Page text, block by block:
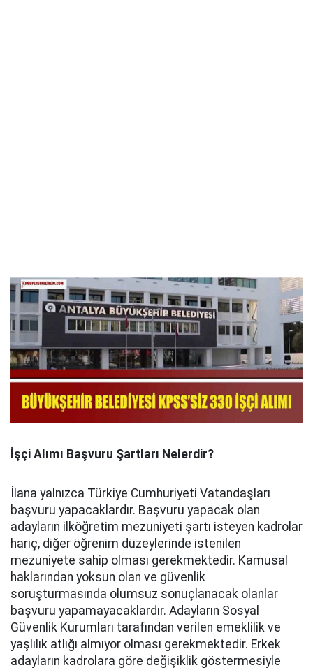
İşçi Alımı Başvuru Şartları Nelerdir?
İlana yalnızca Türkiye Cumhuriyeti Vatandaşları
başvuru yapacaklardır. Başvuru yapacak olan
adayların ilköğretim mezuniyeti şartı isteyen kadrolar
hariç, diğer öğrenim düzeylerinde istenilen
mezuniyete sahip olması gerekmektedir. Kamusal
haklarından yoksun olan ve güvenlik
soruşturmasında olumsuz sonuçlanacak olanlar
başvuru yapamayacaklardır. Adayların Sosyal
Güvenlik Kurumları tarafından verilen emeklilik ve
yaşlılık atlığı almıyor olması gerekmektedir. Erkek
adayların kadrolara göre değişiklik göstermesiyle